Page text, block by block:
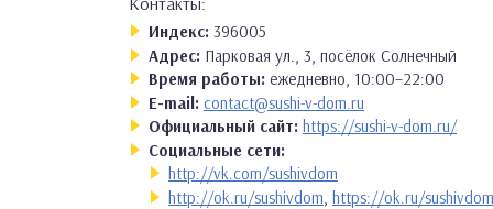
Индекс: 396005
Адрес: Парковая ул., 3, посёлок Солнечный
Время работы: ежедневно, 10:00–22:00
E-mail: contact@sushi-v-dom.ru
Официальный сайт: https://sushi-v-dom.ru/
Социальные сети:
http://vk.com/sushivdom
http://ok.ru/sushivdom https://ok.ru/sushivdom